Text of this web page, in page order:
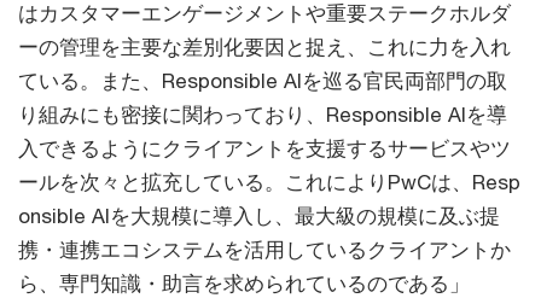
はカスタマーエンゲージメントや重要ステークホルダ
ーの管理を主要な差別化要因と捉え、これに力を入れ
ている。また、Responsible AIを巡る官民両部門の取
り組みにも密接に関わっており、Responsible AIを導
入できるようにクライアントを支援するサービスやツ
ールを次々と拡充している。これによりPwCは、Resp
onsible AIを大規模に導入し、最大級の規模に及ぶ提
携・連携エコシステムを活用しているクライアントか
ら、専門知識・助言を求められているのである」